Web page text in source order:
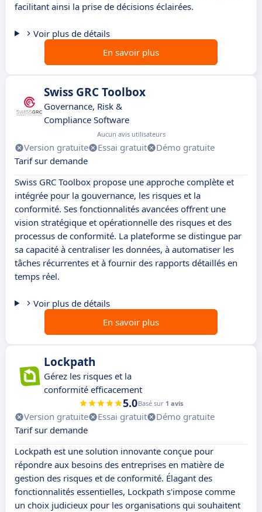
facilitant ainsi la prise de décisions éclairées.
Voir plus de détails
En savoir plus
Swiss GRC Toolbox
Governance, Risk &
Compliance Software
Aucun avis utilisateurs
Version gratuite Essai gratuit
Démo gratuite
Tarif sur demande
Swiss GRC Toolbox propose une approche complète et
intégrée pour la gouvernance, les risques et la
conformité. Ses fonctionnalités avancées offrent une
vision stratégique et opérationnelle des risques et des
processus de conformité. La plateforme se distingue par
sa capacité à centraliser les données, à automatiser les
tâches récurrentes et à fournir des rapports détaillés en
temps réel.
Voir plus de détails
En savoir plus
Lockpath
Gérez les risques et la
conformité efficacement
5.0Basé sur 1 avis
Version gratuite Essai gratuit
Démo gratuite
Tarif sur demande
Lockpath est une solution innovante conçue pour
répondre aux besoins des entreprises en matière de
gestion des risques et de conformité. Élagant des
fonctionnalités essentielles, Lockpath s'impose comme
un choix judicieux pour les organisations qui souhaitent